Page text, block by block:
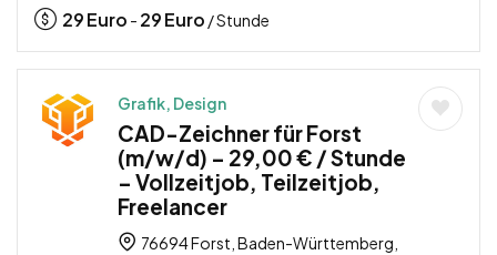
29Euro - 29Euro / Stunde
Grafik, Design
CAD-Zeichner für Forst
(m/w/d) – 29,00 € / Stunde
– Vollzeitjob, Teilzeitjob,
Freelancer
76694 Forst, Baden-Württemberg,